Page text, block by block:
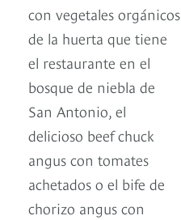
con vegetales orgánicos
de la huerta que tiene
el restaurante en el
bosque de niebla de
San Antonio, el
delicioso beef chuck
angus con tomates
achetados o el bife de
chorizo angus con